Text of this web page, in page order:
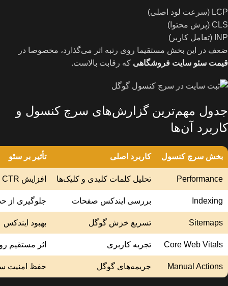
LCP (سرعت لود اصلی)
CLS (پرش محتوا)
INP (تعامل کاربر)
ضعف در این بخش مستقیما روی رتبه اثر می‌گذارد، مخصوصا در
قیمت سئو سایت فروشگاهی که رقابت بالاست.
جدول مهم‌ترین گزارش‌های سرچ کنسول و
کاربرد آن‌ها
بخش سرچ کنسول کاربرد اصلی تأثیر بر سئو
Performance تحلیل کلمات کلیدی و کلیک‌ها افزایش CTR و رتبه
Indexing بررسی ایندکس صفحات جلوگیری از
Sitemaps تسریع خزش گوگل بهبود ایندکس
Core Web Vitals تجربه کاربری اثر مستقیم
Manual Actions جریمه‌های گوگل حفظ امنیت